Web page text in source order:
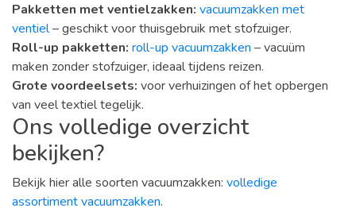
Pakketten met ventielzakken: vacuumzakken met
ventiel– geschikt voor thuisgebruik met stofzuiger.
Roll-up pakketten: roll-up vacuumzakken – vacuüm
maken zonder stofzuiger, ideaal tijdens reizen.
Grote voordeelsets: voor verhuizingen of het opbergen
van veel textiel tegelijk.
Ons volledige overzicht
bekijken?
Bekijk hier alle soorten vacuumzakken: volledige
assortiment vacuumzakken.